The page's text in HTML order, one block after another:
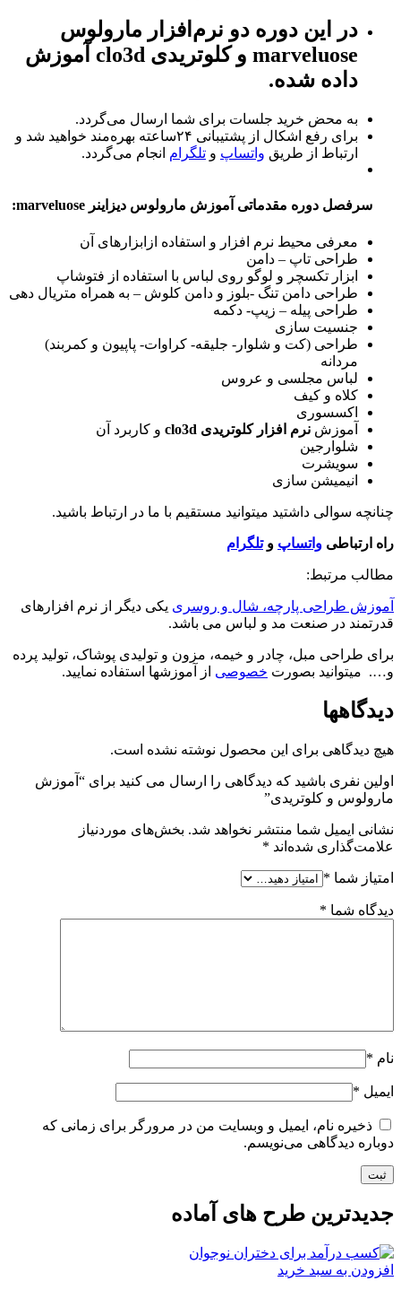
در این دوره دو نرم‌افزار مارولوس
marveluose و کلوتریدی clo3d آموزش
داده شده.
به محض خرید جلسات برای شما ارسال می‌گردد.
برای رفع اشکال از پشتیبانی ۲۴ساعته بهره‌مند خواهید شد و
ارتباط از طریق واتساپ و تلگرام انجام می‌گردد.
سرفصل دوره مقدماتی آموزش مارولوس دیزاینر marveluose:
معرفی محیط نرم افزار و استفاده ازابزارهای آن
طراحی تاپ – دامن
ابزار تکسچر و لوگو روی لباس با استفاده از فتوشاپ
طراحی دامن تنگ -بلوز و دامن کلوش – به همراه متریال دهی
طراحی پیله – زیپ- دکمه
جنسیت سازی
طراحی (کت و شلوار- جلیقه- کراوات- پاپیون و کمربند)
مردانه
لباس مجلسی و عروس
کلاه و کیف
اکسسوری
آموزش نرم افزار کلوتریدی clo3d
و کاربرد آن
شلوارجین
سویشرت
انیمیشن سازی
چنانچه سوالی داشتید میتوانید مستقیم با ما در ارتباط باشید.
راه ارتباطی واتساپ وتلگرام
مطالب مرتبط:
آموزش طراحی پارچه، شال و روسری یکی دیگر از نرم افزارهای
قدرتمند در صنعت مد و لباس می باشد.
برای طراحی مبل، چادر و خیمه، مزون و تولیدی پوشاک، تولید پرده
و…. میتوانید بصورت خصوصی از آموزشها استفاده نمایید.
دیدگاهها
هیچ دیدگاهی برای این محصول نوشته نشده است.
اولین نفری باشید که دیدگاهی را ارسال می کنید برای “آموزش
مارولوس و کلوتریدی”
نشانی ایمیل شما منتشر نخواهد شد. بخش‌های موردنیاز
علامت‌گذاری شده‌اند *
امتیاز شما *
دیدگاه شما *
نام *
ایمیل *
ذخیره نام، ایمیل و وبسایت من در مرورگر برای زمانی که
دوباره دیدگاهی می‌نویسم.
جدیدترین طرح های آماده
افزودن به سبد خرید